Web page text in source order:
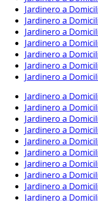
Jardinero a
Jardinero a
Jardinero a
Jardinero a
Jardinero a
Jardinero a
Jardinero a
Jardinero a
Jardinero a
Jardinero a
Jardinero a
Jardinero a
Jardinero a
Jardinero a
Jardinero a
Jardinero a
Jardinero a